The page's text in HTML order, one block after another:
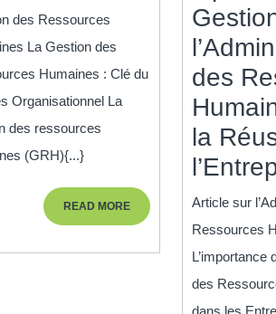
des Ressources
La Gestion des
Humaines : Clé du
Organisationnel La
des ressources
(GRH){...}
READ MOREREAD
MORE
des
la
Article sur
Ressources
L’importance
des